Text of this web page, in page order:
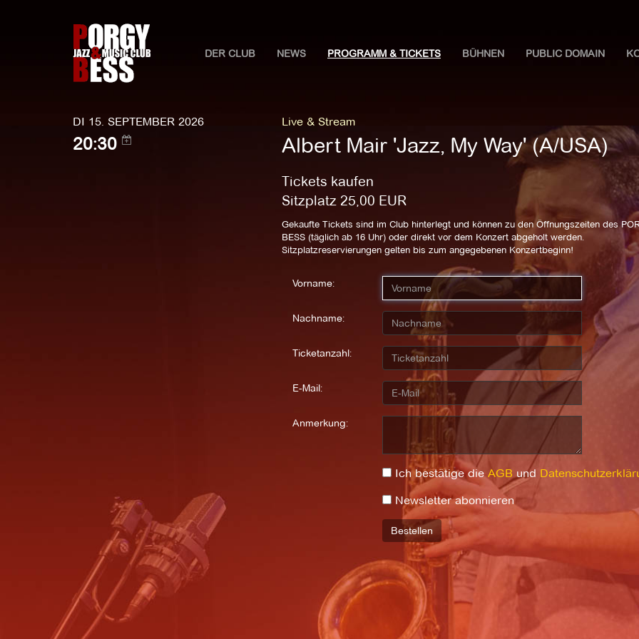
DER CLUB NEWS PROGRAMM & TICKETS BÜHNEN PUBLIC DOMAIN
DI 15. SEPTEMBER 2026
20:30
Live & Stream
Albert Mair 'Jazz, My Way' (A/USA)
Tickets kaufen
Sitzplatz 25,00 EUR
Gekaufte Tickets sind im Club hinterlegt und können zu den Öffnungszeiten des
BESS (täglich ab 16 Uhr) oder direkt vor dem Konzert abgeholt werden.
Sitzplatzreservierungen gelten bis zum angegebenen Konzertbeginn!
Vorname:
Nachname:
Ticketanzahl:
E-Mail:
Anmerkung:
Ich bestätige die AGB und
Newsletter abonnieren
Bestellen